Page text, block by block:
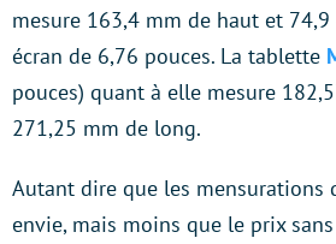
mesure 163,4 mm de haut et 74,9
écran de 6,76 pouces. La tablette
pouces) quant à elle mesure
271,25 mm de long.
Autant dire que les mensurations
envie, mais moins que le prix